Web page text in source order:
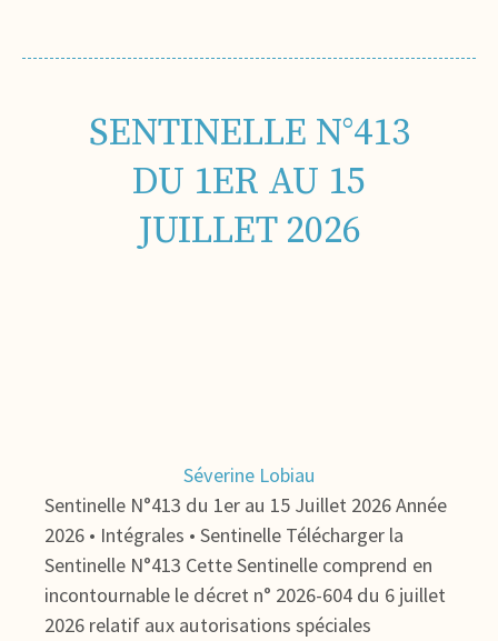
SENTINELLE N°413
DU 1ER AU 15
JUILLET 2026
Séverine Lobiau
Sentinelle N°413 du 1er au 15 Juillet 2026 Année
2026 • Intégrales • Sentinelle Télécharger la
Sentinelle N°413 Cette Sentinelle comprend en
incontournable le décret n° 2026-604 du 6 juillet
2026 relatif aux autorisations spéciales